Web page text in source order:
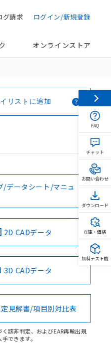
ログイン/新規登録
グ請求
オンラインストア
リストに追加
/データシート/マニュ
2D CADデータ
3D CADデータ
見解書/項目別対比表
該非判定、およびEAR再輸出規
できます。
FAQ
チャット
お問い合わせ
ダウンロード
在庫・価格
無料テスト機